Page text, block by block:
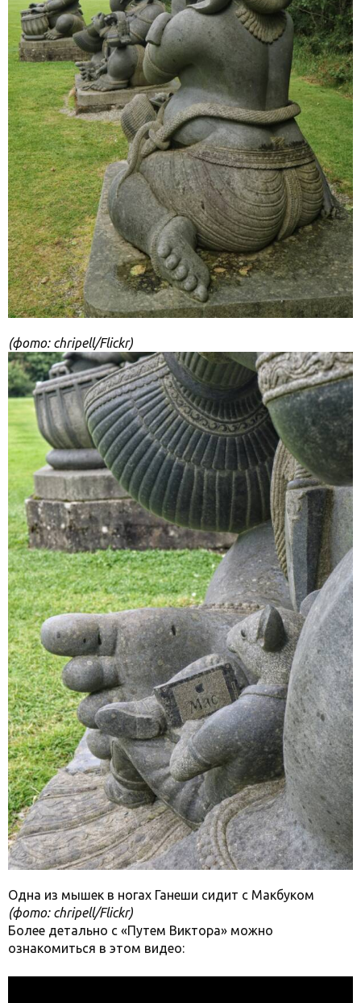
(фото: chripell/Flickr)
Одна из мышек в ногах Ганеши сидит с Макбуком
(фото: chripell/Flickr)
Более детально с «Путем Виктора» можно
ознакомиться в этом видео: